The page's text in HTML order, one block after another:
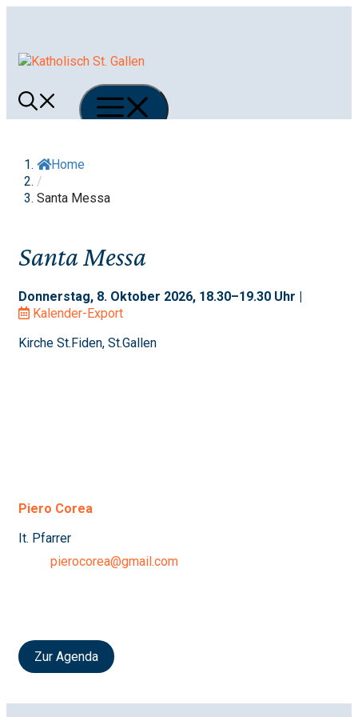
Menü
Home
/
Santa Messa
Santa Messa
Donnerstag, 8. Oktober 2026, 18.30–19.30 Uhr |
Kalender-Export
Kirche St.Fiden, St.Gallen
Piero Corea
It. Pfarrer
pierocorea@gmail.com
Zur Agenda